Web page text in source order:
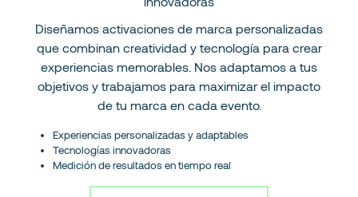
Diseñamos activaciones de marca personalizadas
que combinan creatividad y tecnología para crear
experiencias memorables. Nos adaptamos a tus
objetivos y trabajamos para maximizar el impacto
de tu marca en cada evento.
Experiencias personalizadas y adaptables
Tecnologías innovadoras
Medición de resultados en tiempo real